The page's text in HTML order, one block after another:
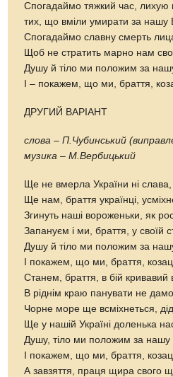
Спогадаймо тяжкий час, лихую
тих, що вміли умирати за нашу
Спогадаймо славну смерть
Щоб не стратить марно нам
Душу й тіло ми положим за
І – покажем, що ми, браття,
ДРУГИЙ ВАРІАНТ
слова –П.Чубинський
музика –М.Вербицький
Ще не вмерла України ні слава,
Ще нам, браття українці,
Згинуть наші вороженьки, як
Запануєм і ми, браття, у своїй
Душу й тіло ми положим за
І покажем, що ми, браття,
Станем, браття, в бій кривавий
В ріднім краю панувати не
Чорне море ще всміхнеться, дід
Ще у нашій Україні доленька
Душу, тіло ми положим за нашу
І покажем, що ми, браття,
А завзяття, праця щира свого